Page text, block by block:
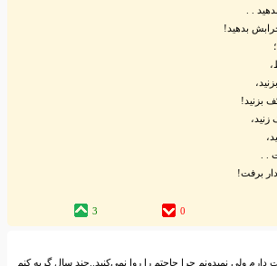
. .
بدهید!
بزنید!
. .
برفت!
0
3
ولی نمیدونم چرا حاجتم را روا نمی‌کنید..چند سال گریه کنم